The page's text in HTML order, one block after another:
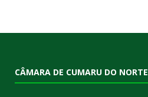
CÂMARA DE CUMARU DO NORTE